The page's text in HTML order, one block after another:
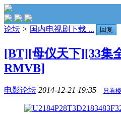
论坛 > 国内电视剧下载 ... 回复
[BT][母仪天下][33集
RMVB]
电影论坛 2014-12-21 19:35 只看